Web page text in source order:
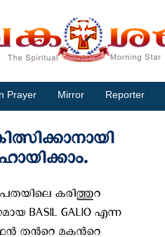
Prayer Mirror Reporter
കരിത്തുറ
BASIL GALIO എന്ന